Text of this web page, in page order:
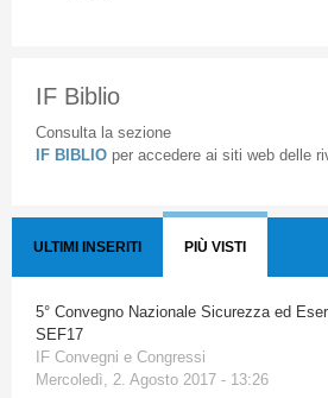
IF Biblio
Consulta la sezione
IF BIBLIO per accedere ai siti web delle
ULTIMI INSERITI PIÙ VISTI
5° Convegno Nazionale Sicurezza ed
SEF17
IF Convegni e Congressi
Mercoledì, 2. Agosto 2017 - 13:26